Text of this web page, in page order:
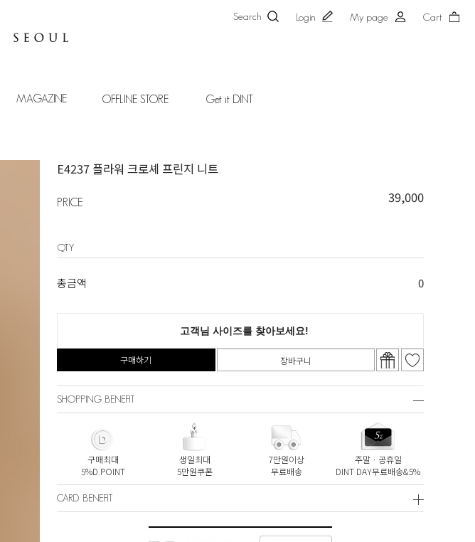
Search Login My page Cart
MAGAZINE OFFLINE STORE Get it DINT
E4237 플라워 크로셰 프린지 니트
PRICE 39,000
QTY
총금액 0
구매하기 장바구니
SHOPPING BENEFIT
구매최대
5%D.POINT
생일최대
5만원쿠폰
7만원이상
무료배송
주말ㆍ공휴일
DINT DAY무료배송&5%
CARD BENEFIT